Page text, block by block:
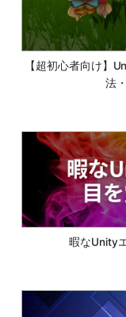
【超初心者向け】
法
暇なUnity